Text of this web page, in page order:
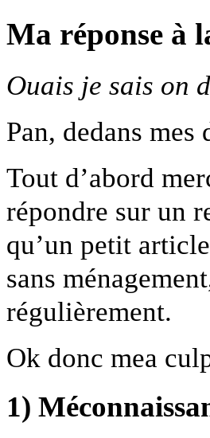
Ma réponse à
Ouais je sais on
Pan, dedans mes
Tout d’abord
répondre sur un
qu’un petit
sans
régulièrement.
Ok donc mea
1)